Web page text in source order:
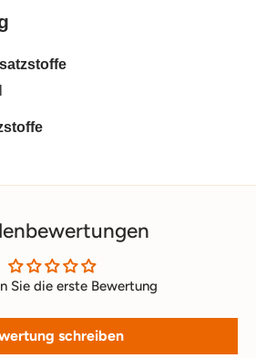
Sie die erste Bewertung
schreiben